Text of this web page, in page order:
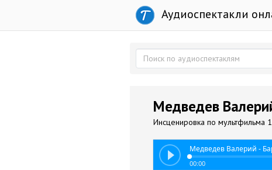
Аудиоспектакли
Медведев
Инсценировка по мультфильма
Медведев Валерий -
00:00